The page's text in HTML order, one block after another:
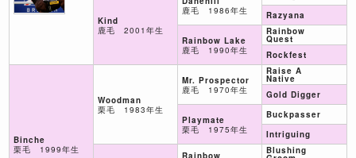
Binche
栗毛 1999年生
Kind
鹿毛 2001年生
Woodman
栗毛 1983年生
鹿毛 1986年生
Rainbow Lake
鹿毛 1990年生
Mr. Prospector
鹿毛 1970年生
Playmate
栗毛 1975年生
Rainbow
Razyana
Rainbow
Quest
Rockfest
Raise A
Native
Gold Digger
Buckpasser
Intriguing
Blushing